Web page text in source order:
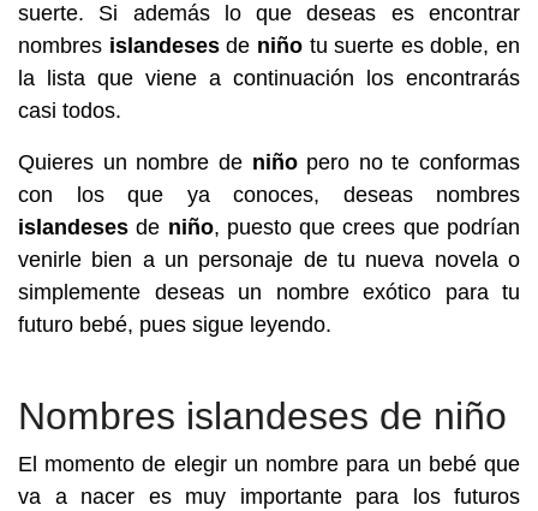
suerte. Si además lo que deseas es encontrar
nombres islandesesde niñotu suerte es doble, en
la lista que viene a continuación los encontrarás
casi todos.
Quieres un nombre de niñopero no te conformas
con los que ya conoces, deseas nombres
islandeses de niño, puesto que crees que podrían
venirle bien a un personaje de tu nueva novela o
simplemente deseas un nombre exótico para tu
futuro bebé, pues sigue leyendo.
Nombres islandeses de niño
El momento de elegir un nombre para un bebé que
va a nacer es muy importante para los futuros